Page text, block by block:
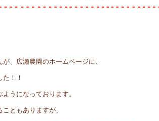
、広瀬農園のホームページに、
！！
うになっております。
ともありますが、